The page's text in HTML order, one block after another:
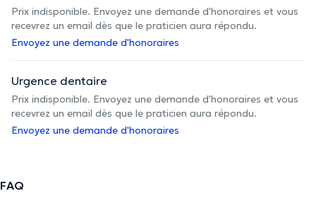
Prix indisponible. Envoyez une demande d'honoraires et vous
recevrez un email dès que le praticien aura répondu.
Envoyez une demande d'honoraires
Urgence dentaire
Prix indisponible. Envoyez une demande d'honoraires et vous
recevrez un email dès que le praticien aura répondu.
Envoyez une demande d'honoraires
FAQ